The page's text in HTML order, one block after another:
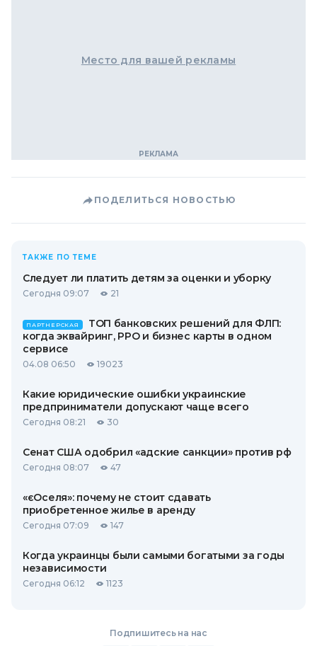
Место для вашей рекламы
ПОДЕЛИТЬСЯ НОВОСТЬЮ
ТАКЖЕ ПО ТЕМЕ
Следует ли платить детям за оценки и уборку
Сегодня 09:07 21
ПАРТНЕРСКАЯ
ТОП банковских решений для ФЛП:
когда эквайринг, РРО и бизнес карты в одном
сервисе
04.08 06:50 19023
Какие юридические ошибки украинские
предприниматели допускают чаще всего
Сегодня 08:21 30
Сенат США одобрил «адские санкции» против рф
Сегодня 08:07 47
«єОселя»: почему не стоит сдавать
приобретенное жилье в аренду
Сегодня 07:09 147
Когда украинцы были самыми богатыми за годы
независимости
Сегодня 06:12 1123
Подпишитесь на нас